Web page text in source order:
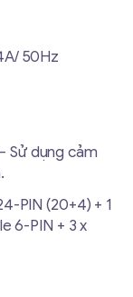
50Hz
Sử dụng cảm
PIN (20+4) + 1
6-PIN + 3 x